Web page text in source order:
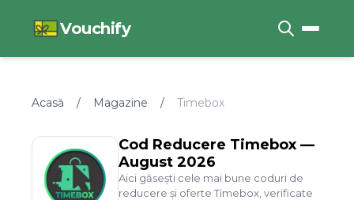
Vouchify
Acasă / Magazine / Timebox
Cod Reducere Timebox —
August 2026
Aici găsești cele mai bune coduri de
reducere și oferte Timebox , verificate